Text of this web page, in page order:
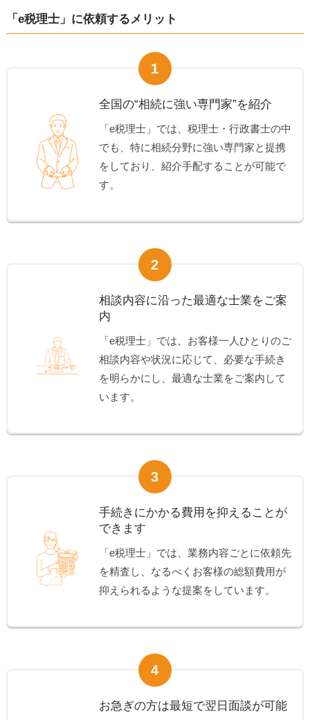
「e税理士」に依頼するメリット
1
全国の“相続に強い専門家”を紹介
「e税理士」では、税理士・行政書士の中
でも、特に相続分野に強い専門家と提携
をしており、紹介手配することが可能で
す。
2
相談内容に沿った最適な士業をご案
内
「e税理士」では、お客様一人ひとりのご
相談内容や状況に応じて、必要な手続き
を明らかにし、最適な士業をご案内して
います。
3
手続きにかかる費用を抑えることが
できます
「e税理士」では、業務内容ごとに依頼先
を精査し、なるべくお客様の総額費用が
抑えられるような提案をしています。
4
お急ぎの方は最短で翌日面談が可能